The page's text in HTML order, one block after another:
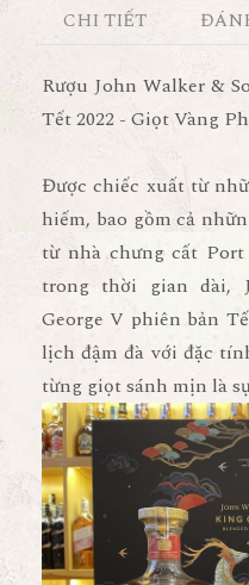
CHI TIẾT
Rượu John Walker &
Tết 2022 - Giọt Vàng
Được chiếc xuất từ
hiếm, bao gồm cả
từ nhà chưng cất
trong thời gian dài,
George V phiên bản
lịch đậm đà với đặc
từng giọt sánh mịn là